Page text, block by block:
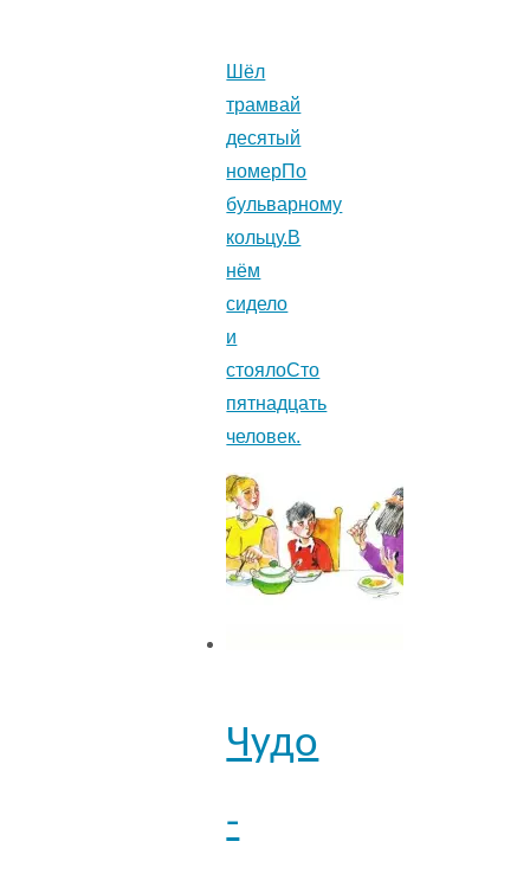
Шёл
трамвай
десятый
номерПо
бульварному
кольцу.В
нём
сидело
и
стоялоСто
пятнадцать
человек.
Чудо
-